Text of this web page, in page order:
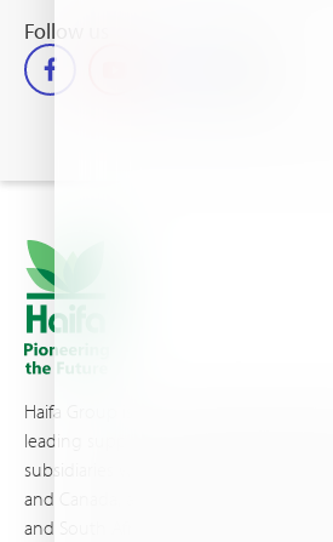
Follow us
Haifa Group is a multi-national
leading supplier of specialty fertilizers,
subsidiaries worldwide, with production
and Canada, as well as proprietary
and South Africa. Backed by extensive